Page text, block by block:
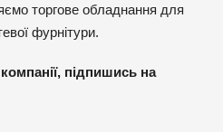
торгове обладнання для
фурнітури.
підпишись на